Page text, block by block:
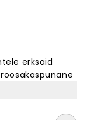
erksaid
Punch
kus